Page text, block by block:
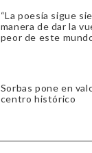
“La poesía sigue
manera de dar la
peor de este
Sorbas pone en
centro histórico